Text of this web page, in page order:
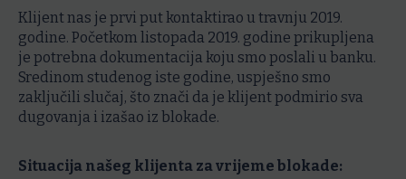
Klijent nas je prvi put kontaktirao u travnju 2019.
godine. Početkom listopada 2019. godine prikupljena
je potrebna dokumentacija koju smo poslali u banku.
Sredinom studenog iste godine, uspješno smo
zaključili slučaj, što znači da je klijent podmirio sva
dugovanja i izašao iz blokade.
Situacija našeg klijenta za vrijeme blokade: